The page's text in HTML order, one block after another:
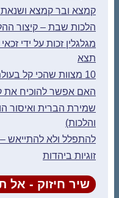
קמצא ובר קמצא ושנאת
הלכות שבת – קיצור
מגלגלין זכות על ידי
תצא
10 מצוות שהכי קל בעולם לבצע, ועל כל אחת שכר עצום
האם אפשר להוכיח את
שמירת הברית ואיסור
והלכות)
להתפלל ולא להתייאש
זוגיות ביהדות
שיר חיזוק - אל